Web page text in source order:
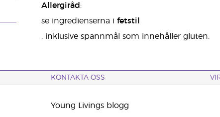
Allergiråd :
se ingredienserna i fetstil
, inklusive spannmål som innehåller gluten.
KONTAKTA OSS
Young Livings blogg